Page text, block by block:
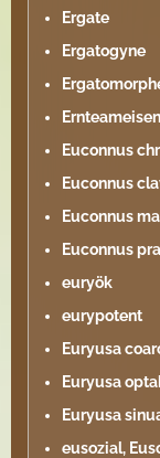
Ergate
Ergatogyne
Ernteameisen
Euconnus
Euconnus
Euconnus
Euconnus
euryök
eurypotent
Euryusa
Euryusa
Euryusa
eusozial,